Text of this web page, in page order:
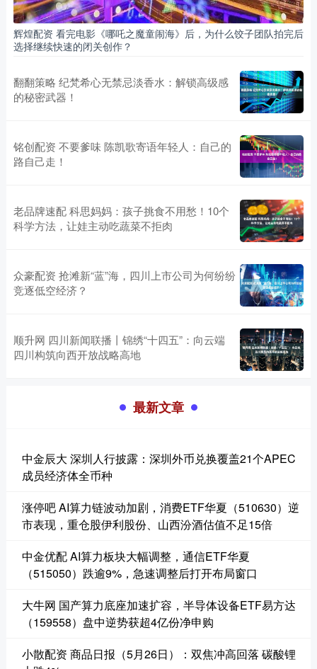
辉煌配资 看完电影《哪吒之魔童闹海》后，为什么饺子团队拍完后
选择继续快速的闭关创作？
翻翻策略 纪梵希心无禁忌淡香水：解锁高级感
的秘密武器！
铭创配资 不要爹味 陈凯歌寄语年轻人：自己的
路自己走！
老品牌速配 科思妈妈：孩子挑食不用愁！10个
科学方法，让娃主动吃蔬菜不拒肉
众豪配资 抢滩新“蓝”海，四川上市公司为何纷纷
竞逐低空经济？
顺升网 四川新闻联播丨锦绣“十四五”：向云端
四川构筑向西开放战略高地
最新文章
中金辰大 深圳人行披露：深圳外币兑换覆盖21个APEC
成员经济体全币种
涨停吧 AI算力链波动加剧，消费ETF华夏（510630）逆
市表现，重仓股伊利股份、山西汾酒估值不足15倍
中金优配 AI算力板块大幅调整，通信ETF华夏
（515050）跌逾9%，急速调整后打开布局窗口
大牛网 国产算力底座加速扩容，半导体设备ETF易方达
（159558）盘中逆势获超4亿份净申购
小散配资 商品日报（5月26日）：双焦冲高回落 碳酸锂